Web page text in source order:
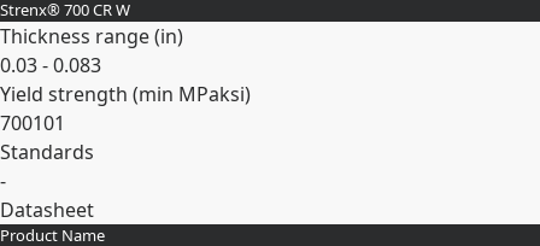
Strenx® 700 CR W
Thickness range (in)
0.03 - 0.083
Yield strength (min MPaksi)
700101
Standards
-
Datasheet
Expand
Product Name